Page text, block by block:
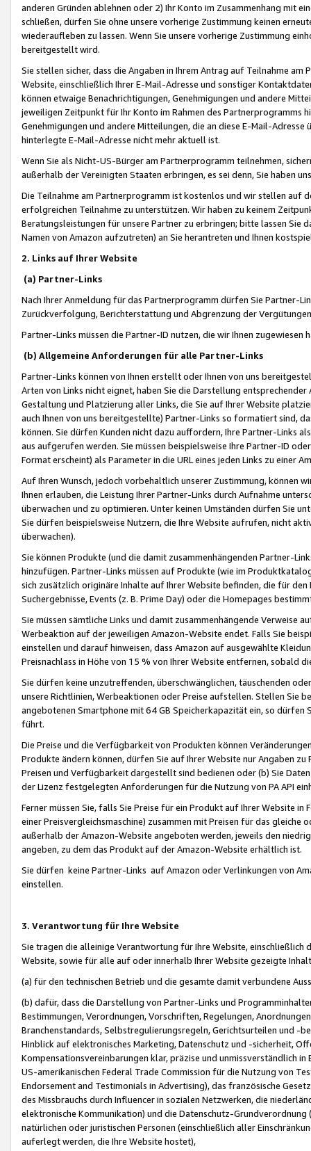
anderen Gründen ablehnen oder 2) Ihr Konto im Zusammenhang mit
schließen, dürfen Sie ohne unsere vorherige Zustimmung keinen
wiederaufleben zu lassen. Wenn Sie unsere vorherige Zustimmung
bereitgestellt wird.
Sie stellen sicher, dass die Angaben in Ihrem Antrag auf Teilnahme
Website, einschließlich Ihrer E-Mail-Adresse und sonstiger
können etwaige Benachrichtigungen, Genehmigungen und andere
jeweiligen Zeitpunkt für Ihr Konto im Rahmen des Partnerprogramms
Genehmigungen und andere Mitteilungen, die an diese E-Mail-
hinterlegte E-Mail-Adresse nicht mehr aktuell ist.
Wenn Sie als Nicht-US-Bürger am Partnerprogramm teilnehmen,
außerhalb der Vereinigten Staaten erbringen, es sei denn, Sie haben
Die Teilnahme am Partnerprogramm ist kostenlos und wir stellen auf
erfolgreichen Teilnahme zu unterstützen. Wir haben zu keinem
Beratungsleistungen für unsere Partner zu erbringen; bitte lassen Sie
Namen von Amazon aufzutreten) an Sie herantreten und Ihnen
2. Links auf Ihrer Website
(a) Partner-Links
Nach Ihrer Anmeldung für das Partnerprogramm dürfen Sie Partner-
Zurückverfolgung, Berichterstattung und Abgrenzung der
Partner-Links müssen die Partner-ID nutzen, die wir Ihnen zugewiesen
(b) Allgemeine Anforderungen für alle Partner-Links
Partner-Links können von Ihnen erstellt oder Ihnen von uns
Arten von Links nicht eignet, haben Sie die Darstellung
Gestaltung und Platzierung aller Links, die Sie auf Ihrer Website
auch Ihnen von uns bereitgestellte) Partner-Links so formatiert sind,
können. Sie dürfen Kunden nicht dazu auffordern, Ihre Partner-Links
aus aufgerufen werden. Sie müssen beispielsweise Ihre Partner-ID
Format erscheint) als Parameter in die URL eines jeden Links zu einer
Auf Ihren Wunsch, jedoch vorbehaltlich unserer Zustimmung, können
Ihnen erlauben, die Leistung Ihrer Partner-Links durch Aufnahme
überwachen und zu optimieren. Unter keinen Umständen dürfen Sie
Sie dürfen beispielsweise Nutzern, die Ihre Website aufrufen, nicht
überwachen).
Sie können Produkte (und die damit zusammenhängenden Partner-
hinzufügen. Partner-Links müssen auf Produkte (wie im
sich zusätzlich originäre Inhalte auf Ihrer Website befinden, die für
Suchergebnisse, Events (z. B. Prime Day) oder die Homepages
Sie müssen sämtliche Links und damit zusammenhängende
Werbeaktion auf der jeweiligen Amazon-Website endet. Falls Sie
einstellen und darauf hinweisen, dass Amazon auf ausgewählte
Preisnachlass in Höhe von 15 % von Ihrer Website entfernen, sobald
Sie dürfen keine unzutreffenden, überschwänglichen, täuschenden
unsere Richtlinien, Werbeaktionen oder Preise aufstellen. Stellen Sie
angebotenen Smartphone mit 64 GB Speicherkapazität ein, so dürfen
führt.
Die Preise und die Verfügbarkeit von Produkten können
Produkte ändern können, dürfen Sie auf Ihrer Website nur Angaben
Preisen und Verfügbarkeit dargestellt sind bedienen oder (b) Sie
der Lizenz festgelegten Anforderungen für die Nutzung von PA API
Ferner müssen Sie, falls Sie Preise für ein Produkt auf Ihrer Website
einer Preisvergleichsmaschine) zusammen mit Preisen für das
außerhalb der Amazon-Website angeboten werden, jeweils den
angeben, zu dem das Produkt auf der Amazon-Website erhältlich ist.
Sie dürfen keine Partner-Links auf Amazon oder Verlinkungen von
einstellen.
3. Verantwortung für Ihre Website
Sie tragen die alleinige Verantwortung für Ihre Website,
Website, sowie für alle auf oder innerhalb Ihrer Website gezeigte
(a) für den technischen Betrieb und die gesamte damit verbundene
(b) dafür, dass die Darstellung von Partner-Links und
Bestimmungen, Verordnungen, Vorschriften, Regelungen,
Branchenstandards, Selbstregulierungsregeln, Gerichtsurteilen und -
Hinblick auf elektronisches Marketing, Datenschutz und -sicherheit,
Kompensationsvereinbarungen klar, präzise und unmissverständlich
US-amerikanischen Federal Trade Commission für die Nutzung von
Endorsement and Testimonials in Advertising), das französische
des Missbrauchs durch Influencer in sozialen Netzwerken, die
elektronische Kommunikation) und die Datenschutz-
natürlichen oder juristischen Personen (einschließlich aller
auferlegt werden, die Ihre Website hostet),